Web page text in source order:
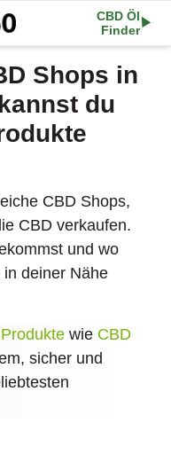
CBD Öl
Finder
Shops in
du
CBD Shops,
CBD verkaufen.
und wo
deiner Nähe
wie CBD
sicher und